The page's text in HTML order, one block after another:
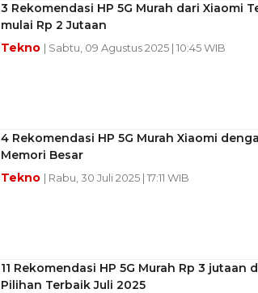
3 Rekomendasi HP 5G Murah dari Xiaomi
mulai Rp 2 Jutaan
Tekno | Sabtu, 09 Agustus 2025 | 10:45 WIB
4 Rekomendasi HP 5G Murah Xiaomi
Memori Besar
Tekno | Rabu, 30 Juli 2025 | 17:11 WIB
11 Rekomendasi HP 5G Murah Rp 3 jutaan
Pilihan Terbaik Juli 2025